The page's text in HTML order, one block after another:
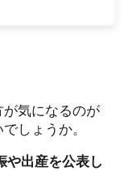
が気になるのが
しょうか。
や出産を公表し